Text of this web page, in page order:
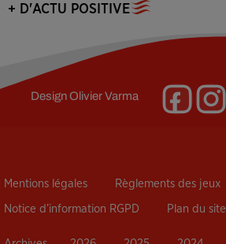
+ D'ACTU POSITIVE
DesignOlivier Varma
Mentions légales Règlements des jeux
Notice d’information RGPD Plan du site